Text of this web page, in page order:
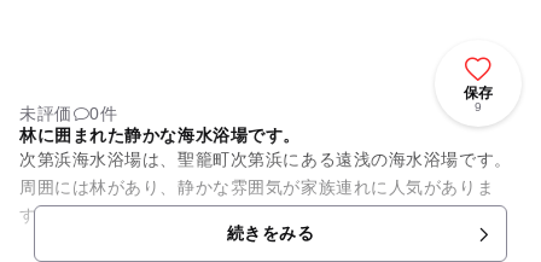
保存
9
未評価
0件
林に囲まれた静かな海水浴場です。
次第浜海水浴場は、聖籠町次第浜にある遠浅の海水浴場です。
周囲には林があり、静かな雰囲気が家族連れに人気がありま
す。駐車場とトイレ・シャワーが完備されており、7月中旬の
海開きから8月中旬まで、連絡...
続きをみる